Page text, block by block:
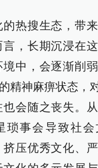
热搜生态，带
，长期沉浸在
中，会逐渐削
精神麻痹状态，
会随之丧失。
琐事会导致社
压优秀文化、